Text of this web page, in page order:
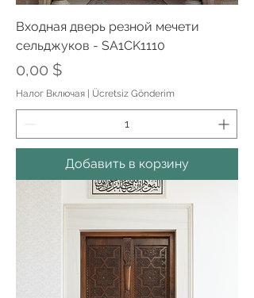
Входная дверь резной мечети
сельджуков - SA1CK1110
Цена
0,00 $
Налог Включая | Ücretsiz Gönderim
Добавить в корзину